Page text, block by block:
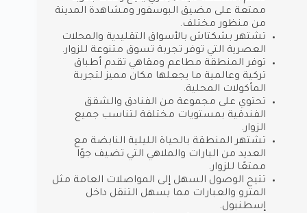
ممتعة على مضيق البوسفور ومشاهدة المدينة
من منظور مختلف.
تشتهر بشكتاش بالأسواق التقليدية والمحلات
العصرية التي توفر تجربة تسوق متنوعة للزوار.
توفر المنطقة مطاعم ومقاهي تقدم أطباق
تركية وعالمية ما يجعلها مكان مميز لتجربة
المأكولات المحلية.
تحتوي على مجموعة من الفنادق والشقق
الفندقية بمستويات مختلفة لتناسب جميع
الزوار.
تشتهر المنطقة بالحياة الليلية النابضة مع
العديد من البارات والملاهي التي تضيف جوًا
ممتعًا للزوار.
تتيح الوصول السهل إلى المواصلات العامة مثل
المترو والعبارات مما يسهل التنقل داخل
إسطنبول.